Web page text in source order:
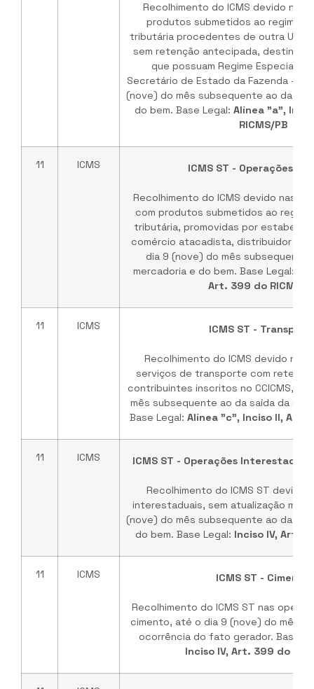
Recolhimento do ICMS devido nas
produtos submetidos ao regime
tributária procedentes de outra
sem retenção antecipada,
que possuam Regime Especial
Secretário de Estado da Fazenda -
(nove) do mês subsequente ao da
do bem. Base Legal: Alínea "a",
RICMS/PB
11 ICMS ICMS ST - Operações
Recolhimento do ICMS devido nas
com produtos submetidos ao
tributária, promovidas por
comércio atacadista, distribuidor e/
dia 9 (nove) do mês subsequente
mercadoria e do bem. Base Legal:
Art. 399 do RICMS/
11 ICMS ICMS ST -
Recolhimento do ICMS devido
serviços de transporte com
contribuintes inscritos no CCICMS,
mês subsequente ao da saída da
Base Legal: Alínea "c", Inciso II, Art.
11 ICMS ICMS ST - Operações
Recolhimento do ICMS ST devido
interestaduais, sem atualização
(nove) do mês subsequente ao da
do bem. Base Legal: Inciso IV, Art.
11 ICMS ICMS ST - Cimento
Recolhimento do ICMS ST nas
cimento, até o dia 9 (nove) do mês
ocorrência do fato gerador. Base
Inciso IV, Art. 399 do